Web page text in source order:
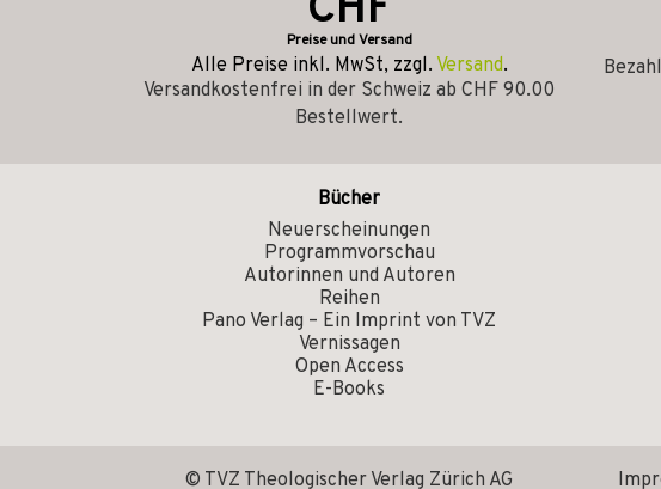
Preise und Versand
Alle Preise inkl. MwSt, zzgl. Versand.
Versandkostenfrei in der Schweiz ab CHF 90.00
Bestellwert.
Bücher
Neuerscheinungen
Programmvorschau
Autorinnen und Autoren
Reihen
Pano Verlag – Ein Imprint von TVZ
Vernissagen
Open Access
E-Books
© TVZ Theologischer Verlag Zürich AG